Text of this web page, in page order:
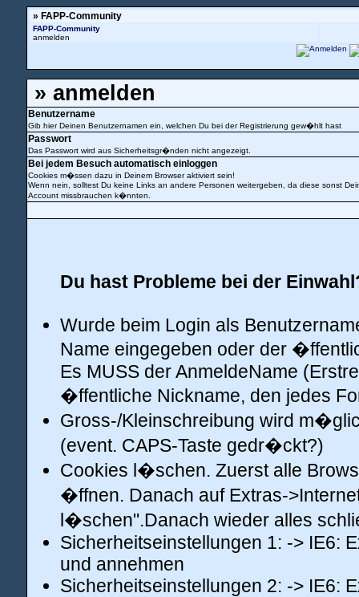
» FAPP-Community
FAPP-Community
anmelden
» anmelden
Benutzername
Gib hier Deinen Benutzernamen ein, welchen Du bei der Registrierung gew�hlt hast
Passwort
Das Passwort wird aus Sicherheitsgr�nden nicht angezeigt.
Bei jedem Besuch automatisch einloggen
Cookies m�ssen dazu in Deinem Browser aktiviert sein!
Wenn nein, solltest Du keine Links an andere Personen weitergeben, da diese sonst
Account missbrauchen k�nnten.
Du hast Probleme bei der
Wurde beim Login als
Name eingegeben oder der
Es MUSS der AnmeldeName
�ffentliche Nickname, den jedes
Gross-/Kleinschreibung wird
(event. CAPS-Taste gedr�ckt?)
Cookies l�schen. Zuerst alle
�ffnen. Danach auf Extras-
l�schen".Danach wieder alles
Sicherheitseinstellungen 1: -> IE6:
und annehmen
Sicherheitseinstellungen 2: -> IE6: